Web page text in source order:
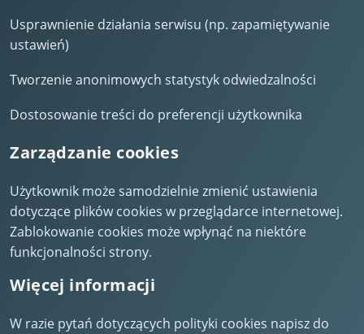
Usprawnienie działania serwisu (np. zapamiętywanie
ustawień)
Tworzenie anonimowych statystyk odwiedzalności
Dostosowanie treści do preferencji użytkownika
Zarządzanie cookies
Użytkownik może samodzielnie zmienić ustawienia
dotyczące plików cookies w przeglądarce internetowej.
Zablokowanie cookies może wpłynąć na niektóre
funkcjonalności strony.
Więcej informacji
W razie pytań dotyczących polityki cookies napisz do